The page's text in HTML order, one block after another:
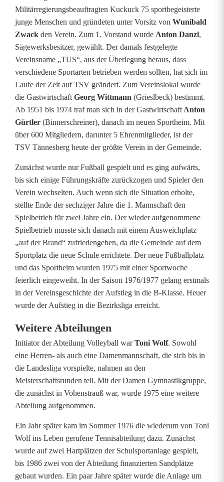
Militärregierungsbeauftragten Kuckuck 75 sportbegeisterte
junge Menschen und gründeten unter Vorsitz von Wunibald
Zwack den Verein. Zum 1. Vorstand wurde Anton Danzl,
Sägewerksbesitzer, gewählt. Der damals festgelegte
Vereinsname „TUS“, aus der Überlegung heraus, dass
verschiedene Sportarten betrieben werden sollten, hat sich im
Laufe der Zeit auf TSV geändert. Zum Vereinslokal wurde
die Gastwirtschaft Georg Wittmann (Grieslbeck) bestimmt.
Ab 1951 bis 1974 traf man sich in der Gastwirtschaft Anton
Gürtler (Binnerschreiner), danach im neuen Sportheim. Mit
über 600 Mitgliedern, darunter 5 Ehrenmitglieder, ist der
TSV Tännesberg heute der größte Verein in der Gemeinde.
Zunächst wurde nur Fußball gespielt und es ging aufwärts,
bis sich einige Führungskräfte zurückzogen und Spieler den
Verein wechselten. Auch wenn sich die Situation erholte,
stellte Ende der sechziger Jahre die 1. Mannschaft den
Spielbetrieb für zwei Jahre ein. Der wieder aufgenommene
Spielbetrieb musste sich danach mit einem Ausweichplatz
„auf der Brand“ zufriedengeben, da die Gemeinde auf dem
Sportplatz die neue Schule errichtete. Der neue Fußballplatz
und das Sportheim wurden 1975 mit einer Sportwoche
feierlich eingeweiht. In der Saison 1976/1977 gelang erstmals
in der Vereinsgeschichte der Aufstieg in die B-Klasse. Heuer
wurde der Aufstieg in die Bezirksliga erreicht.
Weitere Abteilungen
Initiator der Abteilung Volleyball warToni Wolf. Sowohl
eine Herren- als auch eine Damenmannschaft, die sich bis in
die Landesliga vorspielte, nahmen an den
Meisterschaftsrunden teil. Mit der Damen Gymnastikgruppe,
die zunächst in Vohenstrauß war, wurde 1975 eine weitere
Abteilung aufgenommen.
Ein Jahr später kam im Sommer 1976 die wiederum von Toni
Wolf ins Leben gerufene Tennisabteilung dazu. Zunächst
wurde auf zwei Hartplätzen der Schulsportanlage gespielt,
bis 1986 zwei von der Abteilung finanzierten Sandplätze
gebaut wurden. Ein paar Jahre später wurde die Anlage um